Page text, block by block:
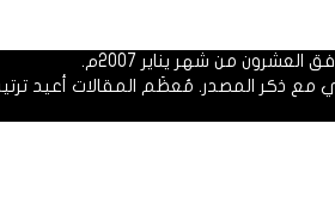
مع ذكر المصدر. مُعظَم المقالات أعيد